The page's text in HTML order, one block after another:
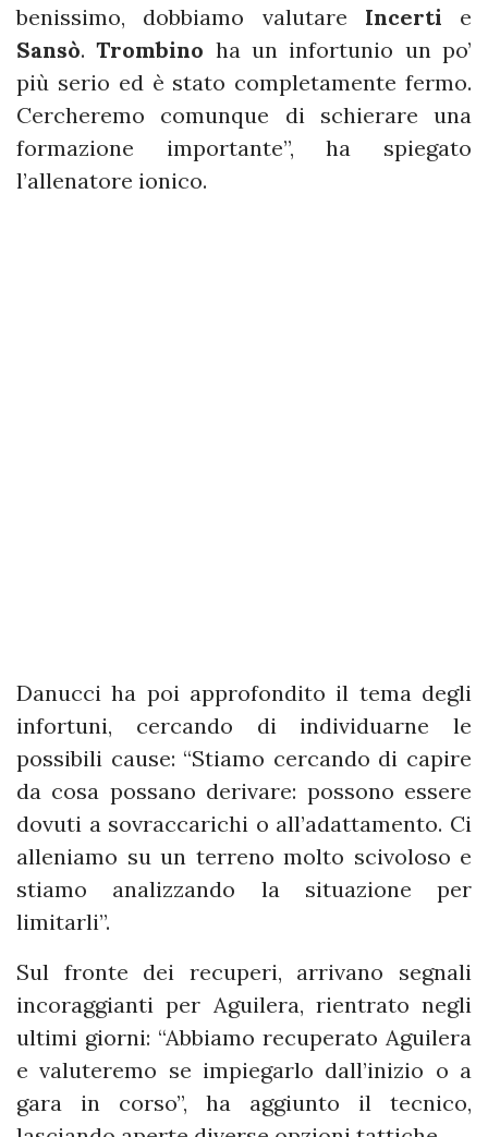
benissimo, dobbiamo valutare Incerti e
Sansò.Trombino ha un infortunio un po’
più serio ed è stato completamente fermo.
Cercheremo comunque di schierare una
formazione importante”, ha spiegato
l’allenatore ionico.
Danucci ha poi approfondito il tema degli
infortuni, cercando di individuarne le
possibili cause: “Stiamo cercando di capire
da cosa possano derivare: possono essere
dovuti a sovraccarichi o all’adattamento. Ci
alleniamo su un terreno molto scivoloso e
stiamo analizzando la situazione per
limitarli”.
Sul fronte dei recuperi, arrivano segnali
incoraggianti per Aguilera, rientrato negli
ultimi giorni: “Abbiamo recuperato Aguilera
e valuteremo se impiegarlo dall’inizio o a
gara in corso”, ha aggiunto il tecnico,